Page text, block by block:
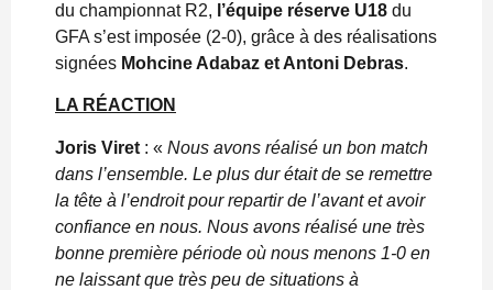
du championnat R2, l’équipe réserve U18 du
GFA s’est imposée (2-0), grâce à des réalisations
signées Mohcine Adabaz et Antoni Debras.
LA RÉACTION
Joris Viret : « Nous avons réalisé un bon match
dans l’ensemble. Le plus dur était de se remettre
la tête à l’endroit pour repartir de l’avant et avoir
confiance en nous. Nous avons réalisé une très
bonne première période où nous menons 1-0 en
ne laissant que très peu de situations à